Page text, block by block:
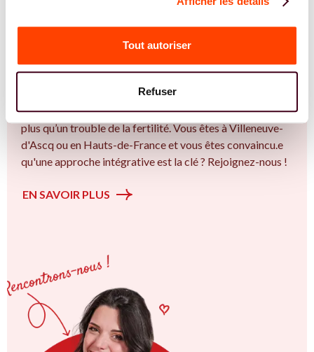
Tout autoriser
Refuser
Vous êtes Sage Femme expert.e.s en SMOP
(SOPK) ?
Vous êtes Sage Femme spécialiste dans dans
l'accompagnement des femmes et des couples sur la
thématique de la fertilité et particulièrement sur le Bien
plus qu’un trouble de la fertilité. Vous êtes à Villeneuve-
d'Ascq ou en Hauts-de-France et vous êtes convaincu.e
qu'une approche intégrative est la clé ? Rejoignez-nous !
EN SAVOIR PLUS